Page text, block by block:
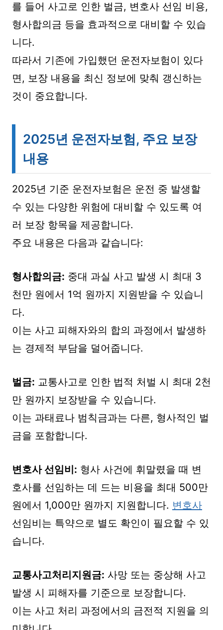
를 들어 사고로 인한 벌금, 변호사 선임 비용,
형사합의금 등을 효과적으로 대비할 수 있습
니다.
따라서 기존에 가입했던 운전자보험이 있다
면, 보장 내용을 최신 정보에 맞춰 갱신하는
것이 중요합니다.
2025년 운전자보험, 주요 보장
내용
2025년 기준 운전자보험은 운전 중 발생할
수 있는 다양한 위험에 대비할 수 있도록 여
러 보장 항목을 제공합니다.
주요 내용은 다음과 같습니다:
형사합의금: 중대 과실 사고 발생 시 최대 3
천만 원에서 1억 원까지 지원받을 수 있습니
다.
이는 사고 피해자와의 합의 과정에서 발생하
는 경제적 부담을 덜어줍니다.
벌금: 교통사고로 인한 법적 처벌 시 최대 2천
만 원까지 보장받을 수 있습니다.
이는 과태료나 범칙금과는 다른, 형사적인 벌
금을 포함합니다.
변호사 선임비: 형사 사건에 휘말렸을 때 변
호사를 선임하는 데 드는 비용을 최대 500만
원에서 1,000만 원까지 지원합니다. 변호사
선임비는 특약으로 별도 확인이 필요할 수 있
습니다.
교통사고처리지원금: 사망 또는 중상해 사고
발생 시 피해자를 기준으로 보장합니다.
이는 사고 처리 과정에서의 금전적 지원을 의